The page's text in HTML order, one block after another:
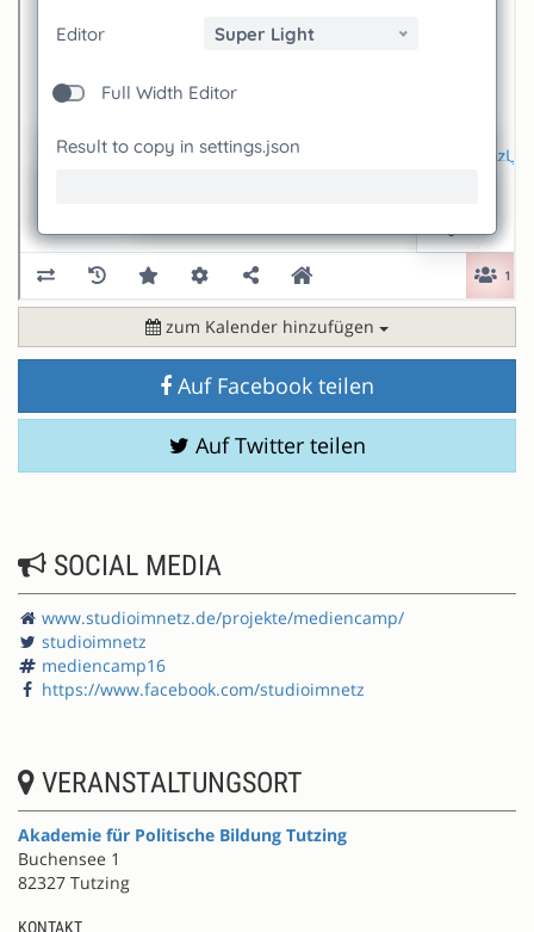
zum Kalender hinzufügen
Auf Facebook teilen
Auf Twitter teilen
SOCIAL MEDIA
www.studioimnetz.de/projekte/mediencamp/
studioimnetz
mediencamp16
https://www.facebook.com/studioimnetz
VERANSTALTUNGSORT
Akademie für Politische Bildung Tutzing
Buchensee 1
82327 Tutzing
KONTAKT